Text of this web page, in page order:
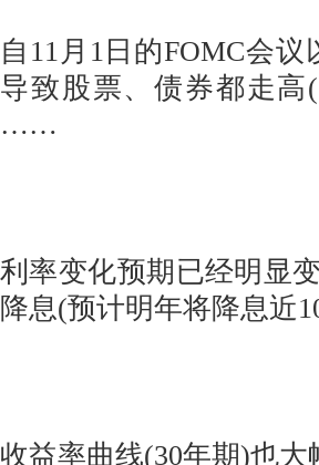
自11月1日的FOMC会
导致股票、债券都走
……
利率变化预期已经明显
降息(预计明年将降息
收益率曲线(30年期)也